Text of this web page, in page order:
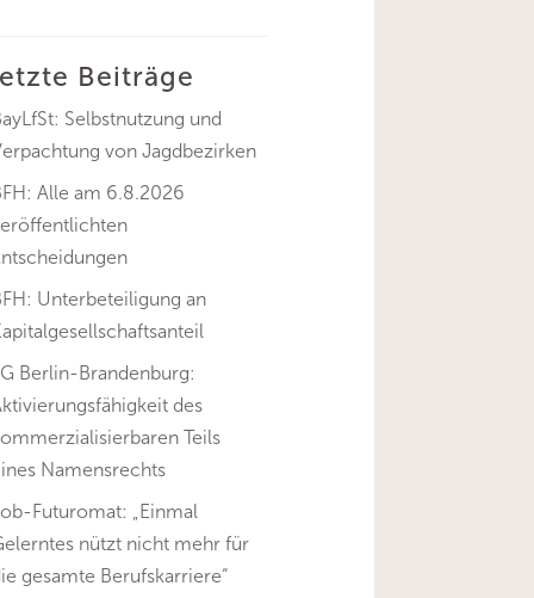
Beiträge
Selbstnutzung und
von Jagdbezirken
Alle am 6.8.2026
Unterbeteiligung an
Berlin-Brandenburg:
des
Teils
Namensrechts
Futuromat: „Einmal
nützt nicht mehr für
gesamte Berufskarriere“